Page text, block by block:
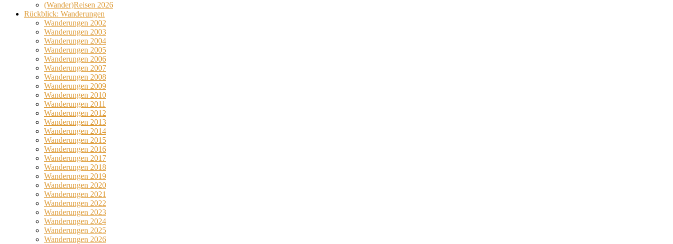
(Wander)Reisen 2026
Rückblick: Wanderungen
Wanderungen 2002
Wanderungen 2003
Wanderungen 2004
Wanderungen 2005
Wanderungen 2006
Wanderungen 2007
Wanderungen 2008
Wanderungen 2009
Wanderungen 2010
Wanderungen 2011
Wanderungen 2012
Wanderungen 2013
Wanderungen 2014
Wanderungen 2015
Wanderungen 2016
Wanderungen 2017
Wanderungen 2018
Wanderungen 2019
Wanderungen 2020
Wanderungen 2021
Wanderungen 2022
Wanderungen 2023
Wanderungen 2024
Wanderungen 2025
Wanderungen 2026